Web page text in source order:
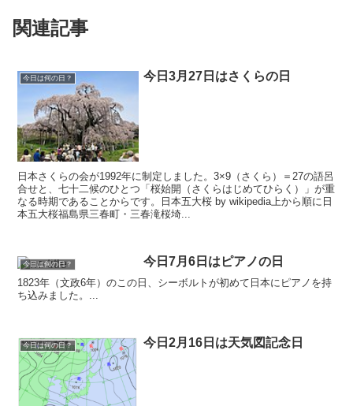
関連記事
今日は何の日？ 今日3月27日はさくらの日
日本さくらの会が1992年に制定しました。3×9（さくら）＝27の語呂
合せと、七十二候のひとつ「桜始開（さくらはじめてひらく）」が重
なる時期であることからです。日本五大桜 by wikipedia上から順に日
本五大桜福島県三春町・三春滝桜埼...
今日は何の日？ 今日7月6日はピアノの日
1823年（文政6年）のこの日、シーボルトが初めて日本にピアノを持
ち込みました。...
今日は何の日？ 今日2月16日は天気図記念日